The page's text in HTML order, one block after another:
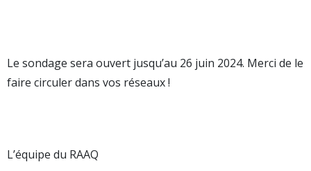
Le sondage sera ouvert jusqu’au 26 juin 2024. Merci de le
faire circuler dans vos réseaux !
L’équipe du RAAQ